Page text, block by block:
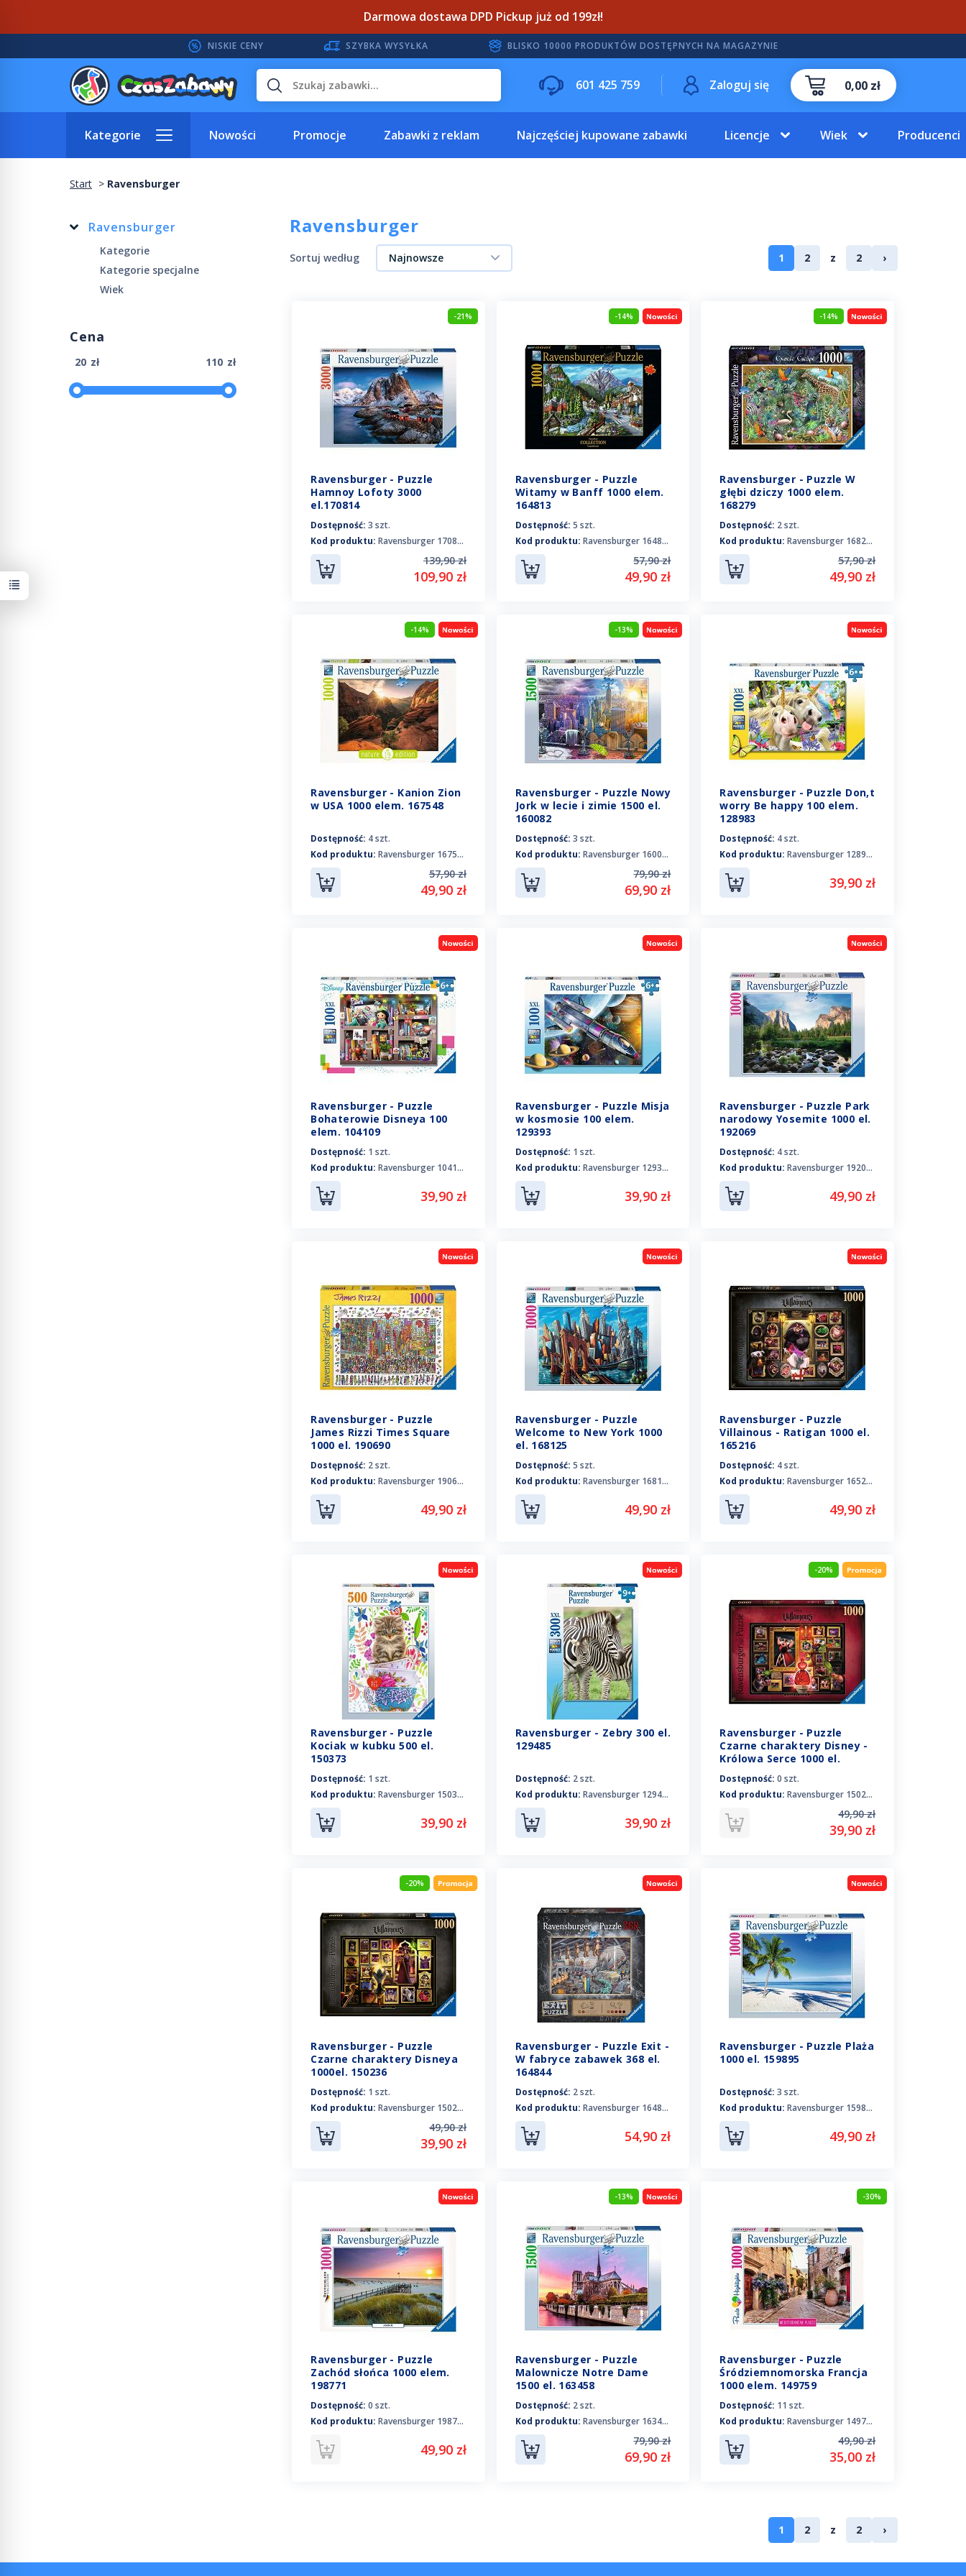
Darmowa dostawa DPD Pickup już od 199zł!
NISKIE CENY SZYBKA WYSYŁKA BLISKO 10000 PRODUKTÓW DOSTĘPNYCH NA MAGAZYNIE
0,00 zł
Zaloguj się
601 425 759
Wyszukaj
Kategorie Nowości Promocje Zabawki z reklam Najczęściej kupowane zabawki Licencje Wiek Producenci
Start Ravensburger
Ravensburger
Sortuj według Najnowsze 1 2 z 2 ›
-21%
Ravensburger - Puzzle
Hamnoy Lofoty 3000
el.170814
Dostępność: 3 szt.
Kod produktu: Ravensburger 170814
139,90 zł
109,90 zł
-14%
Ravensburger - Puzzle
Witamy w Banff 1000 elem.
164813
Dostępność: 5 szt.
Kod produktu: Ravensburger 164813
57,90 zł
49,90 zł
-14%
Ravensburger - Puzzle W
głębi dziczy 1000 elem.
168279
Dostępność: 2 szt.
Kod produktu: Ravensburger 168279
57,90 zł
49,90 zł
-14%
Ravensburger - Kanion Zion
w USA 1000 elem. 167548
Dostępność: 4 szt.
Kod produktu: Ravensburger 167548
57,90 zł
49,90 zł
-13%
Ravensburger - Puzzle Nowy
Jork w lecie i zimie 1500 el.
160082
Dostępność: 3 szt.
Kod produktu: Ravensburger 160082
79,90 zł
69,90 zł
Ravensburger - Puzzle Don,t
worry Be happy 100 elem.
128983
Dostępność: 4 szt.
Kod produktu: Ravensburger 128983
39,90 zł
Ravensburger - Puzzle
Bohaterowie Disneya 100
elem. 104109
Dostępność: 1 szt.
Kod produktu: Ravensburger 104109
39,90 zł
Ravensburger - Puzzle Misja
w kosmosie 100 elem.
129393
Dostępność: 1 szt.
Kod produktu: Ravensburger 129393
39,90 zł
Ravensburger - Puzzle Park
narodowy Yosemite 1000 el.
192069
Dostępność: 4 szt.
Kod produktu: Ravensburger 192069
49,90 zł
Ravensburger - Puzzle
James Rizzi Times Square
1000 el. 190690
Dostępność: 2 szt.
Kod produktu: Ravensburger 190690
49,90 zł
Ravensburger - Puzzle
Welcome to New York 1000
el. 168125
Dostępność: 5 szt.
Kod produktu: Ravensburger 168125
49,90 zł
Ravensburger - Puzzle
Villainous - Ratigan 1000 el.
165216
Dostępność: 4 szt.
Kod produktu: Ravensburger 165216
49,90 zł
Ravensburger - Puzzle
Kociak w kubku 500 el.
150373
Dostępność: 1 szt.
Kod produktu: Ravensburger 150373
39,90 zł
Ravensburger - Zebry 300 el.
129485
Dostępność: 2 szt.
Kod produktu: Ravensburger 129485
39,90 zł
-20%
Ravensburger - Puzzle
Czarne charaktery Disney -
Królowa Serce 1000 el.
Dostępność: 0 szt.
Kod produktu: Ravensburger 150267
49,90 zł
39,90 zł
-20%
Ravensburger - Puzzle
Czarne charaktery Disneya
1000el. 150236
Dostępność: 1 szt.
Kod produktu: Ravensburger 150236
49,90 zł
39,90 zł
Ravensburger - Puzzle Exit -
W fabryce zabawek 368 el.
164844
Dostępność: 2 szt.
Kod produktu: Ravensburger 164844
54,90 zł
Ravensburger - Puzzle Plaża
1000 el. 159895
Dostępność: 3 szt.
Kod produktu: Ravensburger 159895
49,90 zł
Ravensburger - Puzzle
Zachód słońca 1000 elem.
198771
Dostępność: 0 szt.
Kod produktu: Ravensburger 198771
49,90 zł
-13%
Ravensburger - Puzzle
Malownicze Notre Dame
1500 el. 163458
Dostępność: 2 szt.
Kod produktu: Ravensburger 163458
79,90 zł
69,90 zł
-30%
Ravensburger - Puzzle
Śródziemnomorska Francja
1000 elem. 149759
Dostępność: 11 szt.
Kod produktu: Ravensburger 149759
49,90 zł
35,00 zł
1 2 z 2 ›
Ravensburger
Kategorie
Kategorie specjalne
Wiek
Cena
zł zł